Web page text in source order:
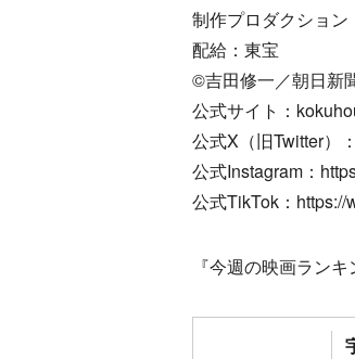
制作プロダクション
配給：東宝
©吉田修一／朝日新
公式サイト：
公式X（旧Twitter）
公式Instagram：
公式TikTok：
『今週の映画ラン